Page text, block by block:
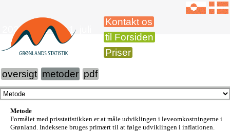
Kontakt os
til Forsiden
Priser
2020 Priser pr. 1. juli
oversigt metoder pdf